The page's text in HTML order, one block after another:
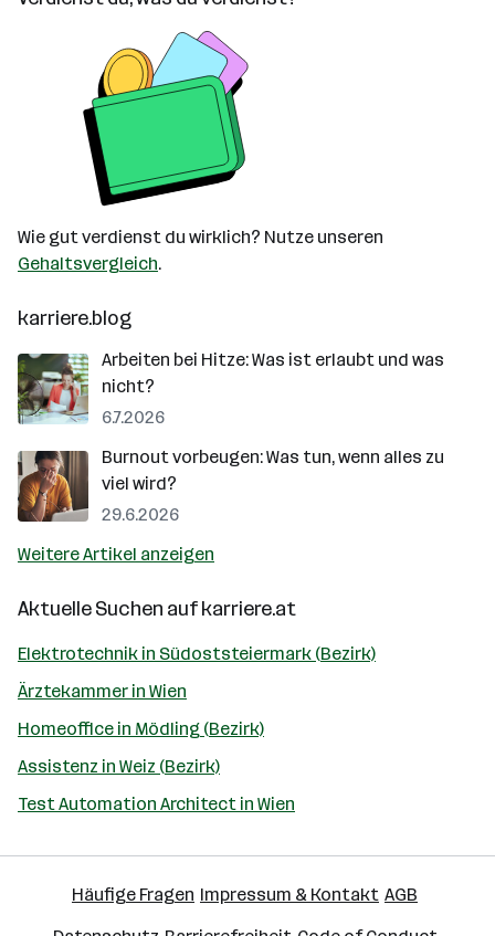
Wie gut verdienst du wirklich? Nutze unseren
Gehaltsvergleich.
karriere.blog
Arbeiten bei Hitze: Was ist erlaubt und was
nicht?
6.7.2026
Burnout vorbeugen: Was tun, wenn alles zu
viel wird?
29.6.2026
Weitere Artikel anzeigen
Aktuelle Suchen aufkarriere.at
Elektrotechnik in Südoststeiermark (Bezirk)
Ärztekammer in Wien
Homeoffice in Mödling (Bezirk)
Assistenz in Weiz (Bezirk)
Test Automation Architect in Wien
Häufige Fragen Impressum & Kontakt AGB